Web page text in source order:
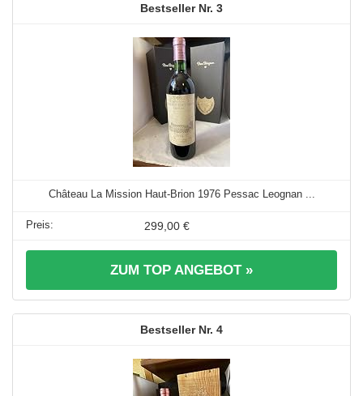
3
Château La Mission Haut-Brion 1976 Pessac Leognan ...
299,00 €
ZUM TOP ANGEBOT »
4